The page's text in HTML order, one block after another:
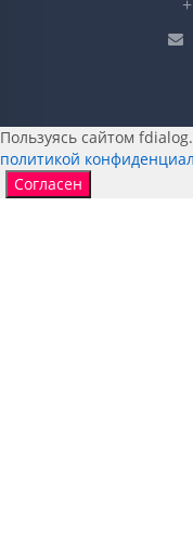
Пользуясь сайтом
политикой
Согласен